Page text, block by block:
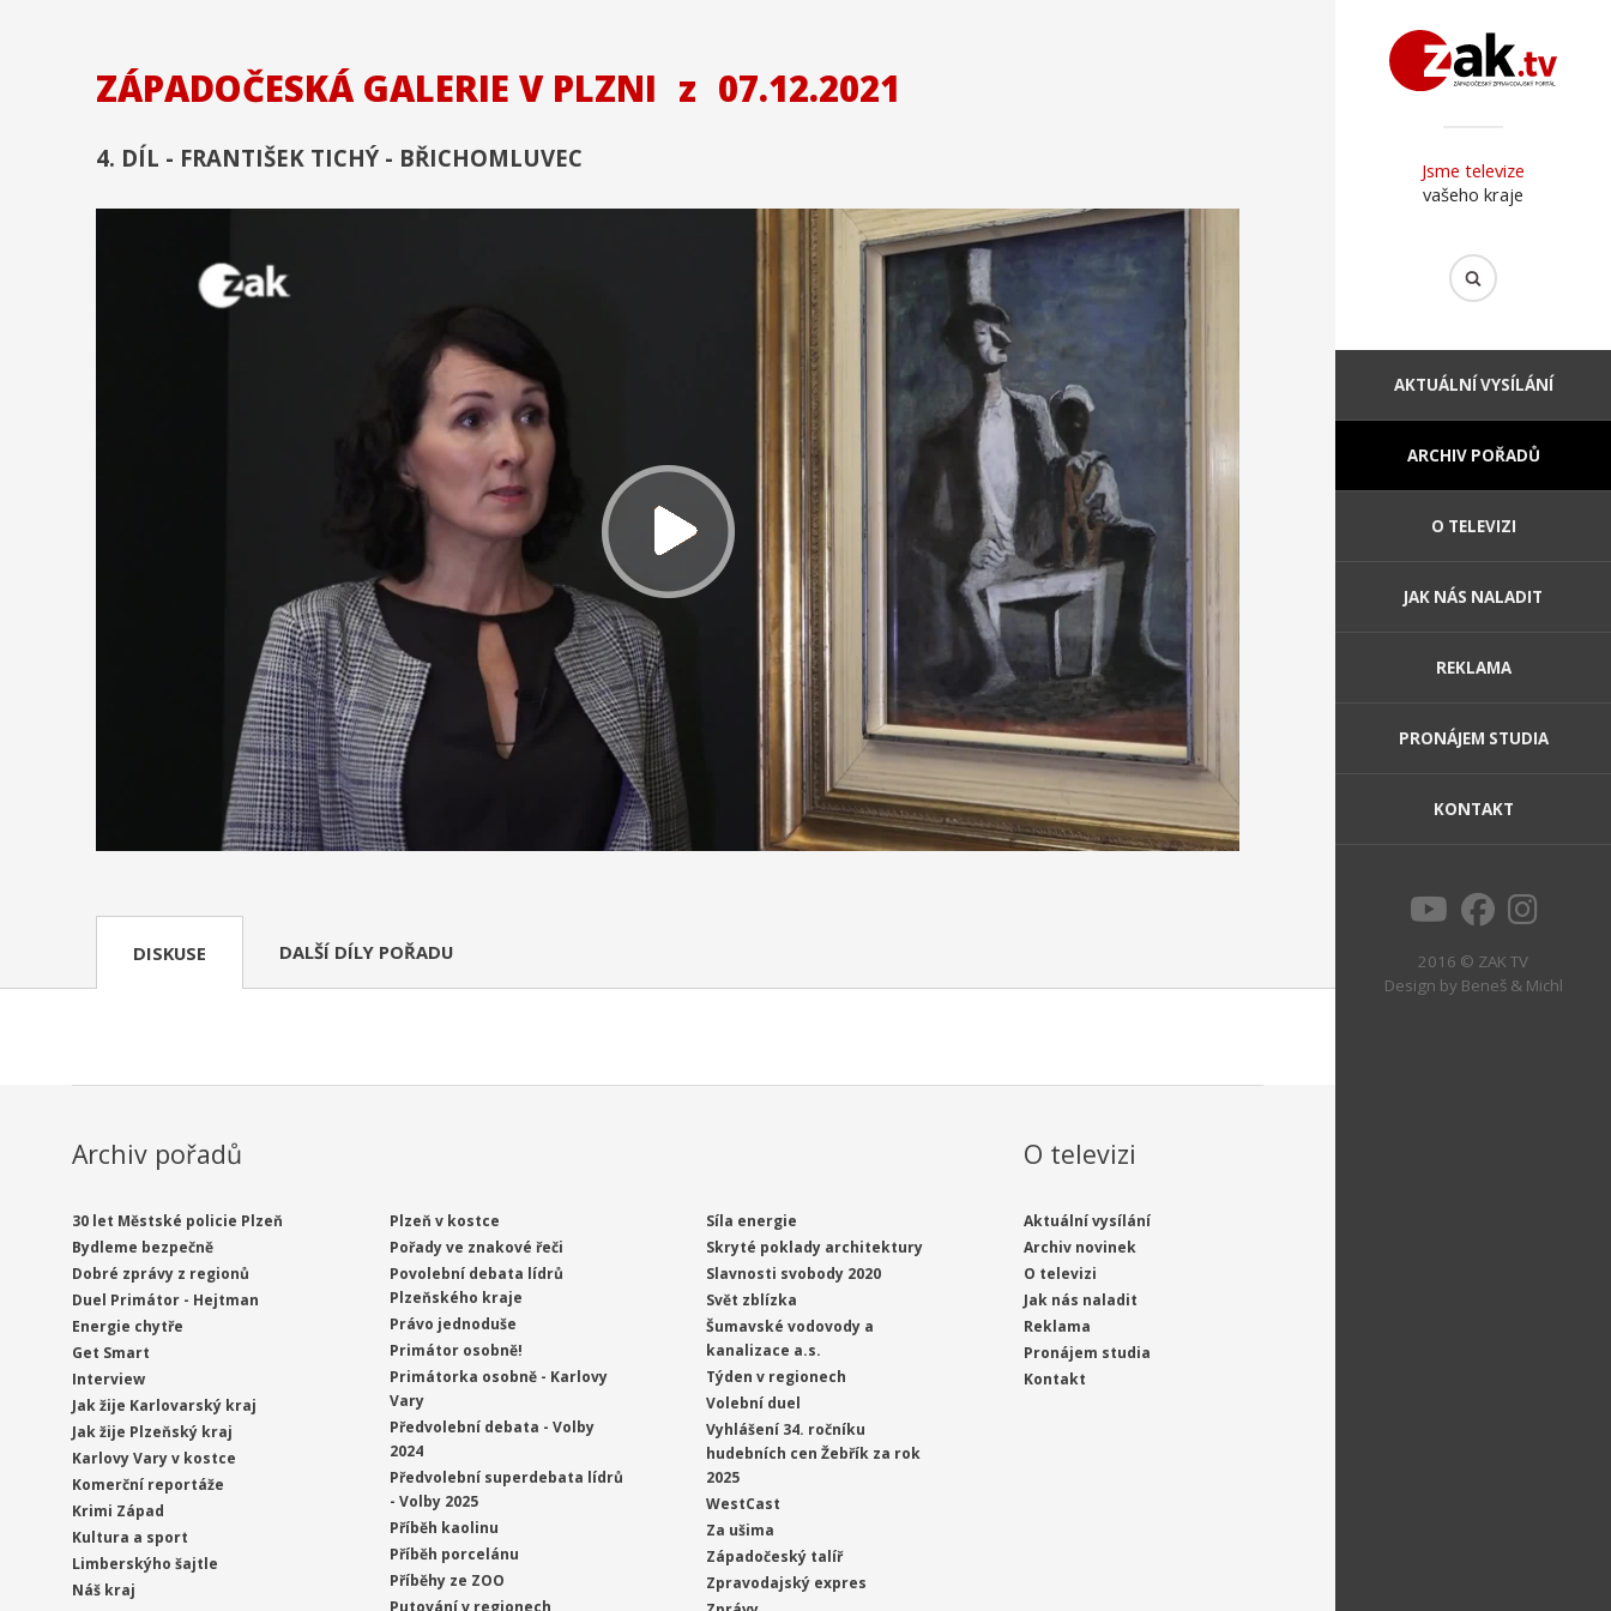
Jsme televize
vašeho kraje
AKTUÁLNÍ VYSÍLÁNÍ
ARCHIV POŘADŮ
O TELEVIZI
JAK NÁS NALADIT
REKLAMA
PRONÁJEM STUDIA
KONTAKT
2016 © ZAK TV
Design by Beneš & Michl
ZÁPADOČESKÁ GALERIE V PLZNI z 07.12.2021
4. DÍL - FRANTIŠEK TICHÝ - BŘICHOMLUVEC
DISKUSE DALŠÍ DÍLY POŘADU
Archiv pořadů
30 let Městské policie Plzeň
Bydleme bezpečně
Dobré zprávy z regionů
Duel Primátor - Hejtman
Energie chytře
Get Smart
Interview
Jak žije Karlovarský kraj
Jak žije Plzeňský kraj
Karlovy Vary v kostce
Komerční reportáže
Krimi Západ
Kultura a sport
Limberskýho šajtle
Náš kraj
Plzeň v kostce
Pořady ve znakové řeči
Povolební debata lídrů
Plzeňského kraje
Právo jednoduše
Primátor osobně!
Primátorka osobně - Karlovy
Vary
Předvolební debata - Volby
2024
Předvolební superdebata lídrů
- Volby 2025
Příběh kaolinu
Příběh porcelánu
Příběhy ze ZOO
Síla energie
Skryté poklady architektury
Slavnosti svobody 2020
Svět zblízka
Šumavské vodovody a
kanalizace a.s.
Týden v regionech
Volební duel
Vyhlášení 34. ročníku
hudebních cen Žebřík za rok
2025
WestCast
Za ušima
Západočeský talíř
Zpravodajský expres
O televizi
Aktuální vysílání
Archiv novinek
O televizi
Jak nás naladit
Reklama
Pronájem studia
Kontakt